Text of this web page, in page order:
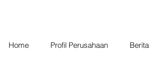
Home Profil Perusahaan Berita